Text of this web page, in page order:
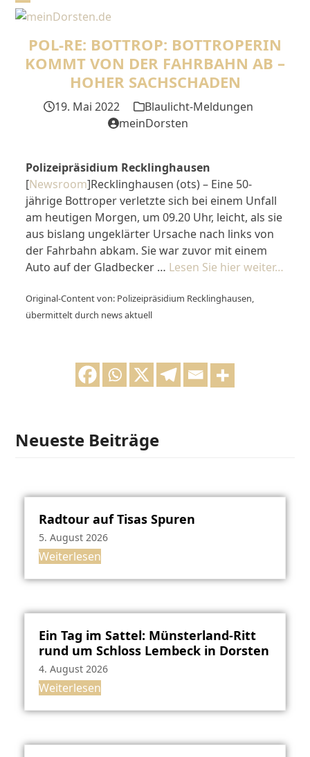
Skip
content
Open
mobile
menu
Close
mobile
menu
POL-RE: BOTTROP: BOTTROPERIN
KOMMT VON DER FAHRBAHN AB –
HOHER SACHSCHADEN
19. Mai 2022
Blaulicht-Meldungen
meinDorsten
Polizeipräsidium Recklinghausen
[Newsroom]Recklinghausen (ots) – Eine 50-
jährige Bottroper verletzte sich bei einem Unfall
am heutigen Morgen, um 09.20 Uhr, leicht, als sie
aus bislang ungeklärter Ursache nach links von
der Fahrbahn abkam. Sie war zuvor mit einem
Auto auf der Gladbecker … Lesen Sie hier weiter…
Original-Content von: Polizeipräsidium Recklinghausen,
übermittelt durch news aktuell
Neueste Beiträge
Radtour auf Tisas Spuren
5. August 2026
Weiterlesen
Ein Tag im Sattel: Münsterland-Ritt
rund um Schloss Lembeck in Dorsten
4. August 2026
Weiterlesen